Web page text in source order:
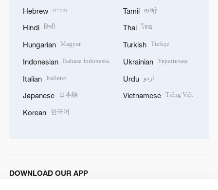
Hebrew עברית
Hindi हिन्दी
Hungarian Magyar
Indonesian Bahasa Indonesia
Italian Italiano
Japanese 日本語
Korean 한국어
Tamil தமிழ்
Thai ไทย
Turkish Türkçe
Ukrainian Українська
Urdu اردو
Vietnamese Tiếng Việt
DOWNLOAD OUR APP